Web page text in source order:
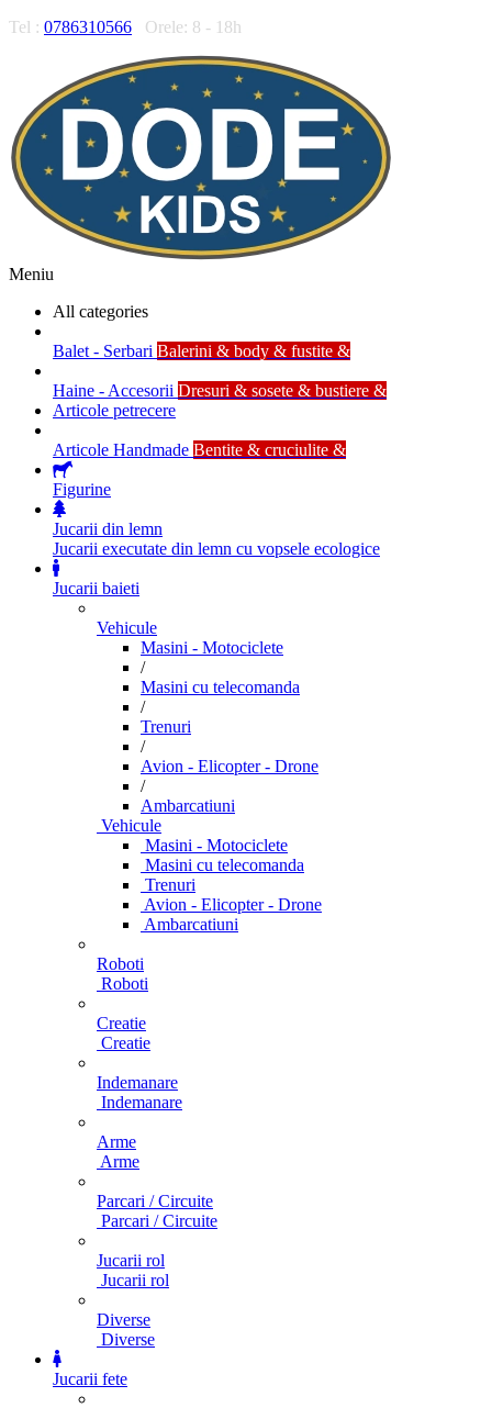
Tel : 0786310566 Orele: 8 - 18h
Meniu
All categories
Balet - Serbari Balerini & body & fustite &
Haine - Accesorii Dresuri & sosete & bustiere &
Articole petrecere
Articole Handmade Bentite & cruciulite &
Figurine
Jucarii din lemn
Jucarii executate din lemn cu vopsele ecologice
Jucarii baieti
Vehicule
Masini - Motociclete
/
Masini cu telecomanda
/
Trenuri
/
Avion - Elicopter - Drone
/
Ambarcatiuni
Vehicule
Masini - Motociclete
Masini cu telecomanda
Trenuri
Avion - Elicopter - Drone
Ambarcatiuni
Roboti
Roboti
Creatie
Creatie
Indemanare
Indemanare
Arme
Arme
Parcari / Circuite
Parcari / Circuite
Jucarii rol
Jucarii rol
Diverse
Diverse
Jucarii fete